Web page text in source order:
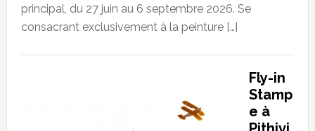
principal, du 27 juin au 6 septembre 2026. Se
consacrant exclusivement à la peinture […]
Fly-in
Stamp
e à